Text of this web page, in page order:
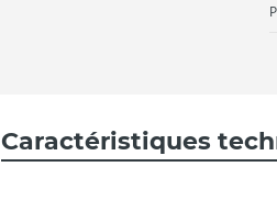
Caractéristiques